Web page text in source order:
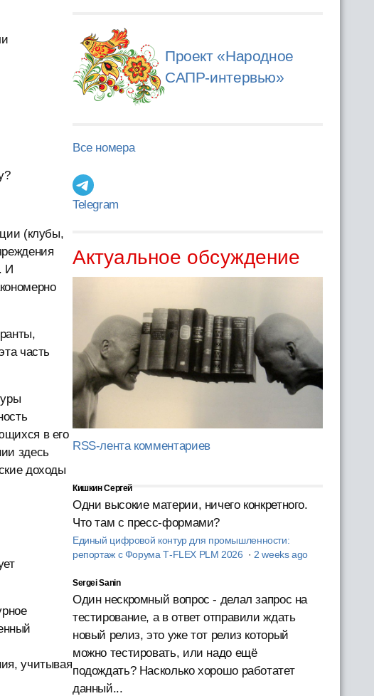
(клубы,
И
часть
в его
здесь
доходы
учитывая
Проект «Народное
САПР-интервью»
Все номера
Telegram
Актуальное обсуждение
RSS-лента комментариев
Кишкин Сергей
Одни высокие материи, ничего конкретного.
Что там с пресс-формами?
Единый цифровой контур для промышленности:
репортаж с Форума T‑FLEX PLM 2026 · 2 weeks ago
Sergei Sanin
Один нескромный вопрос - делал запрос на
тестирование, а в ответ отправили ждать
новый релиз, это уже тот релиз который
можно тестировать, или надо ещё
подождать? Насколько хорошо работатет
данный...